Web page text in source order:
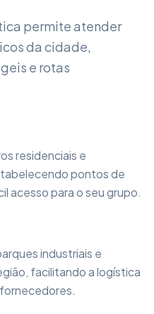
permite atender
da cidade,
e rotas
residenciais e
pontos de
acesso para o seu grupo.
industriais e
facilitando a logística